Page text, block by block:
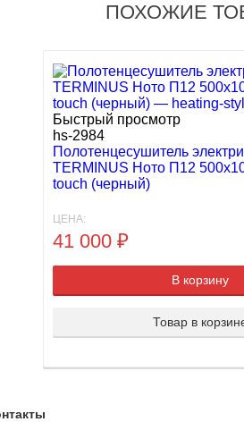
ПОХОЖИЕ
Быстрый просмотр
hs-2984
Полотенцесушитель
TERMINUS Ното П12
touch (черный)
ЦЕНА:
41 000 ₽
В корзину
Товар в